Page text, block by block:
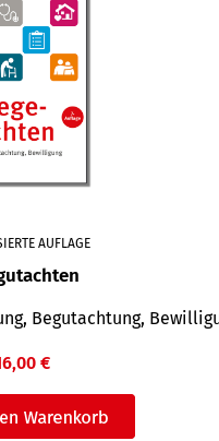
AUFLAGE
Begutachtung,
€